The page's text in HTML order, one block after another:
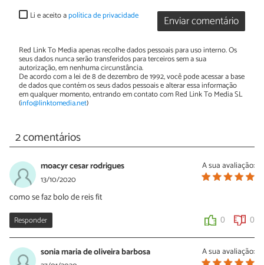
Enviar comentário
Li e aceito apolítica de privacidade
Red Link To Media apenas recolhe dados pessoais para uso interno. Os
seus dados nunca serão transferidos para terceiros sem a sua
autorização, em nenhuma circunstância.
De acordo com a lei de 8 de dezembro de 1992, você pode acessar a base
de dados que contém os seus dados pessoais e alterar essa informação
em qualquer momento, entrando em contato com Red Link To Media SL
(info@linktomedia.net)
2 comentários
A sua avaliação:
moacyr cesar rodrigues
13/10/2020
como se faz bolo de reis fit
Responder 0 0
A sua avaliação:
sonia maria de oliveira barbosa